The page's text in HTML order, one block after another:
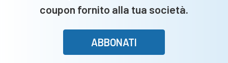
coupon fornito alla tua società.
ABBONATI